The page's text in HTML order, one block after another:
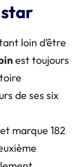
loin d’être
est toujours
de ses six
marque 182